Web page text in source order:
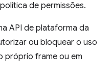
de permissões.
API de plataforma da
ou bloquear o uso
próprio frame ou em